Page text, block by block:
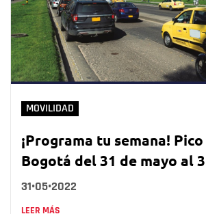
MOVILIDAD
¡Programa tu semana!
Bogotá del 31 de mayo al
31•05•2022
LEER MÁS